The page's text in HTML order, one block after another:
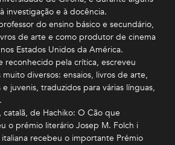
investigação e à docência.
do ensino básico e secundário,
de arte e como produtor de cinema
Estados Unidos da América.
reconhecido pela crítica, escreveu
diversos: ensaios, livros de arte,
juvenis, traduzidos para várias línguas,
de Hachiko: O Cão que
o prémio literário Josep M. Folch i
italiana recebeu o importante Prémio